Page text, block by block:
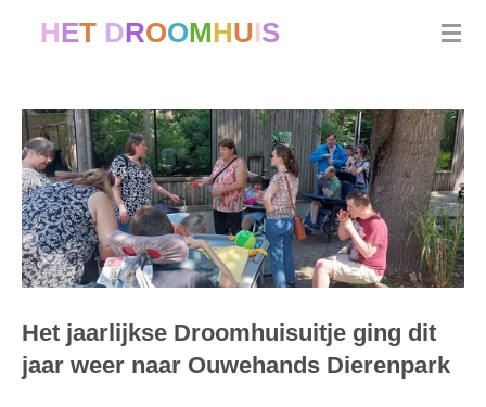
de
hoofdinhoud
HET DROOMHUIS
Het jaarlijkse Droomhuisuitje ging dit
jaar weer naar Ouwehands Dierenpark